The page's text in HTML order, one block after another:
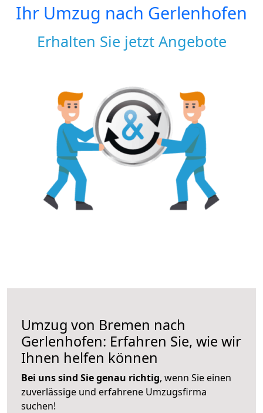
Ihr Umzug nach Gerlenhofen
Erhalten Sie jetzt Angebote
Umzug von Bremen nach
Gerlenhofen: Erfahren Sie, wie wir
Ihnen helfen können
Bei uns sind Sie genau richtig, wenn Sie einen
zuverlässige und erfahrene Umzugsfirma
suchen!